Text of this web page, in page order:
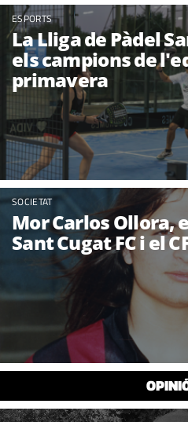
ESPORTS
La Lliga de Pàdel
els campions de
primavera
SOCIETAT
Mor Carlos Ollora,
Sant Cugat FC i el